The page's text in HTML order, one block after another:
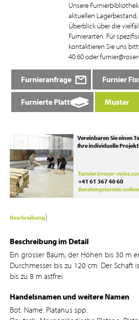
Unsere
aktuellen
Überblick über die
Furnierarten. Für
kontaktieren Sie uns
40 60 oder
Furnieranfrage Furnier
Furnierte Platte Muster
Vereinbaren Sie einen
Ihre individuelle
furnier@roser-
+41 61 367 40 60
Beratungstermin
Beschreibung
Beschreibung im Detail
Ein grosser Baum, der Höhen bis 30 m
Durchmesser bis zu 120 cm. Der
bis zu 8 m astfrei.
Handelsnamen und weitere Namen
Bot. Name: Platanus spp.